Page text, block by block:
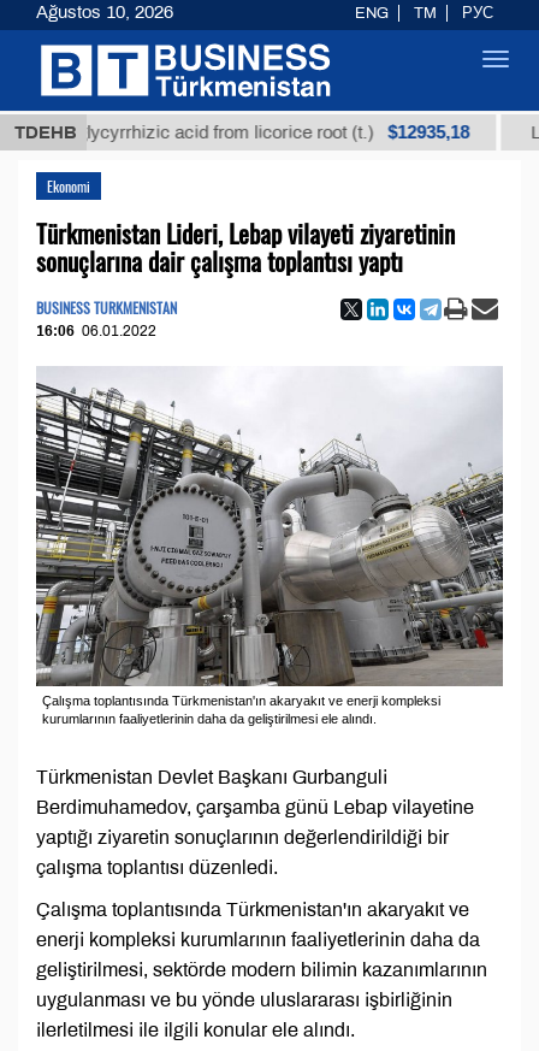
TDEHB
glycyrrhizic acid from licorice root (t.) $12935,18 Low-
Ekonomi
Türkmenistan Lideri, Lebap vilayeti ziyaretinin
sonuçlarına dair çalışma toplantısı yaptı
BUSINESS TURKMENISTAN
16:06 06.01.2022
Çalışma toplantısında Türkmenistan'ın akaryakıt ve enerji kompleksi
kurumlarının faaliyetlerinin daha da geliştirilmesi ele alındı.
Türkmenistan Devlet Başkanı Gurbanguli
Berdimuhamedov, çarşamba günü Lebap vilayetine
yaptığı ziyaretin sonuçlarının değerlendirildiği bir
çalışma toplantısı düzenledi.
Çalışma toplantısında Türkmenistan'ın akaryakıt ve
enerji kompleksi kurumlarının faaliyetlerinin daha da
geliştirilmesi, sektörde modern bilimin kazanımlarının
uygulanması ve bu yönde uluslararası işbirliğinin
ilerletilmesi ile ilgili konular ele alındı.
Ağustos 10, 2026 ENG TM РУС